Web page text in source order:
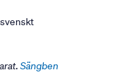
Sängben